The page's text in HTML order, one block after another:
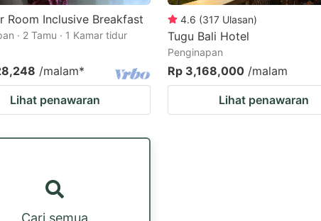
Room Inclusive Breakfast
· 2 Tamu · 1 Kamar tidur
/malam*
Lihat penawaran
4.6 (317 Ulasan)
Tugu Bali Hotel
Penginapan
Rp 3,168,000 /malam
Lihat penawaran
Cari semua